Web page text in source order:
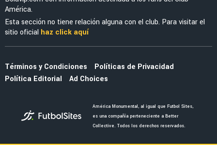
MERCADO